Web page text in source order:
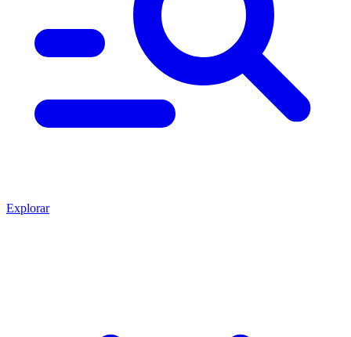
Explorar